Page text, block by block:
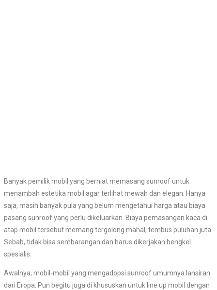
Banyak pemilik mobil yang berniat memasang sunroof untuk
menambah estetika mobil agar terlihat mewah dan elegan. Hanya
saja, masih banyak pula yang belum mengetahui harga atau biaya
pasang sunroof yang perlu dikeluarkan. Biaya pemasangan kaca di
atap mobil tersebut memang tergolong mahal, tembus puluhan juta.
Sebab, tidak bisa sembarangan dan harus dikerjakan bengkel
spesialis.
Awalnya, mobil-mobil yang mengadopsi sunroof umumnya lansiran
dari Eropa. Pun begitu juga di khususkan untuk line up mobil dengan